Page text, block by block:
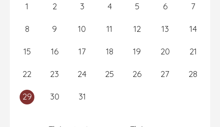
1 2 3 4 5 6 7
8 9 10 11 12 13 14
15 16 17 18 19 20 21
22 23 24 25 26 27 28
29 30 31